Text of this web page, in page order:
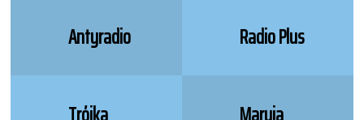
Antyradio Radio Plus